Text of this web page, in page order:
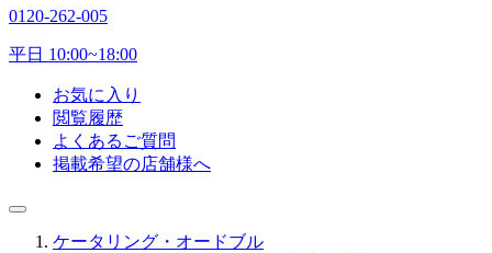
0120-262-005
平日 10:00~18:00
お気に入り
閲覧履歴
よくあるご質問
掲載希望の店舗様へ
ケータリング・オードブル